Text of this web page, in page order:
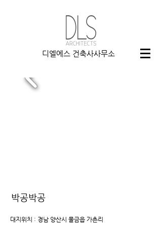
디엘에스 건축사사무소
박공박공
대지위치 : 경남 양산시 물금읍 가촌리